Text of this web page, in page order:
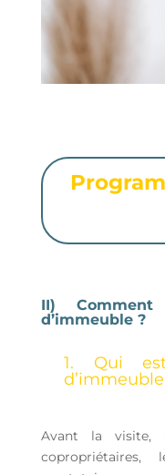
II)
d’immeuble ?
1. Qui
Avant la visite,